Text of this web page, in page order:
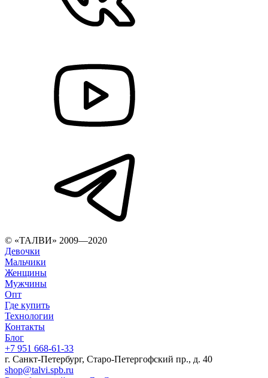
© «ТАЛВИ» 2009—2020
Девочки
Мальчики
Женщины
Мужчины
Опт
Где купить
Технологии
Контакты
Блог
+7 951 668-61-33
г. Санкт-Петербург, Старо-Петергофский пр., д. 40
shop@talvi.spb.ru